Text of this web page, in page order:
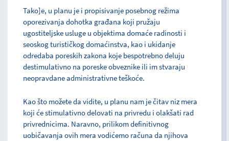
Tako]e, u planu je i propisivanje posebnog režima
oporezivanja dohotka građana koji pružaju
ugostiteljske usluge u objektima domaće radinosti i
seoskog turističkog domaćinstva, kao i ukidanje
odredaba poreskih zakona koje bespotrebno deluju
destimulativno na poreske obveznike ili im stvaraju
neopravdane administrativne teškoće.
Kao što možete da vidite, u planu nam je čitav niz mera
koji će stimulativno delovati na privredu i olakšati rad
privrednicima. Naravno, prilikom definitivnog
uobičavanja ovih mera vodićemo računa da njihova